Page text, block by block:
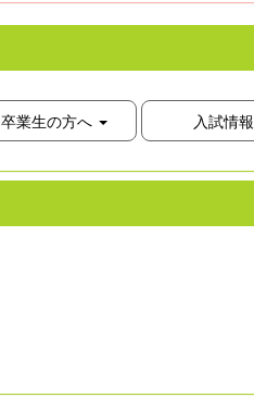
卒業生の方へ 入試情報